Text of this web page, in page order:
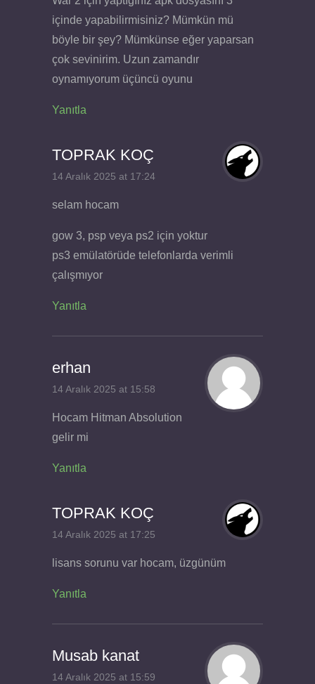
içinde yapabilirmisiniz? Mümkün mü
böyle bir şey? Mümkünse eğer yaparsan
çok sevinirim. Uzun zamandır
oynamıyorum üçüncü oyunu
Yanıtla
TOPRAK KOÇ
14 Aralık 2025 at 17:24
selam hocam
gow 3, psp veya ps2 için yoktur
ps3 emülatörüde telefonlarda verimli
çalışmıyor
Yanıtla
erhan
14 Aralık 2025 at 15:58
Hocam Hitman Absolution
gelir mi
Yanıtla
TOPRAK KOÇ
14 Aralık 2025 at 17:25
lisans sorunu var hocam, üzgünüm
Yanıtla
Musab kanat
14 Aralık 2025 at 15:59